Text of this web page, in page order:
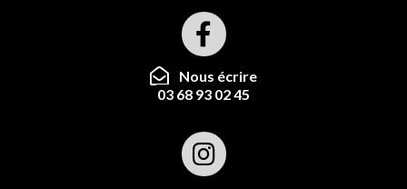
Nous écrire
03 68 93 02 45